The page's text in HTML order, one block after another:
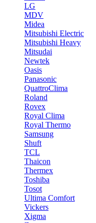
LG
MDV
Midea
Mitsubishi Electric
Mitsubishi Heavy
Mitsudai
Newtek
Oasis
Panasonic
QuattroClima
Roland
Rovex
Royal Clima
Royal Thermo
Samsung
Shuft
TCL
Thaicon
Thermex
Toshiba
Tosot
Ultima Comfort
Vickers
Xigma